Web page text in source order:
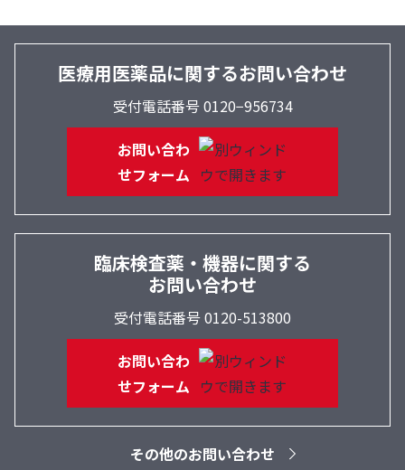
医療用医薬品に関するお問い合わせ
受付電話番号 0120−956734
お問い合わ
せフォーム
臨床検査薬・機器に関する
お問い合わせ
受付電話番号 0120-513800
お問い合わ
せフォーム
その他のお問い合わせ